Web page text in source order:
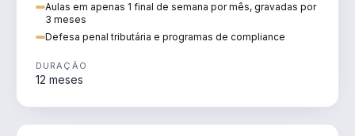
Aulas em apenas 1 final de semana por mês, gravadas por
3 meses
Defesa penal tributária e programas de compliance
DURAÇÃO
12 meses